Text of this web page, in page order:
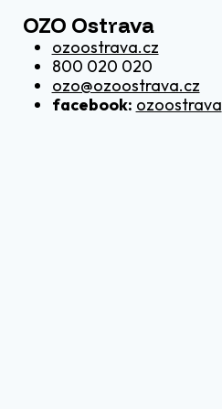
OZO Ostrava
ozoostrava.cz
800 020 020
ozo@ozoostrava.cz
facebook: ozoostrava